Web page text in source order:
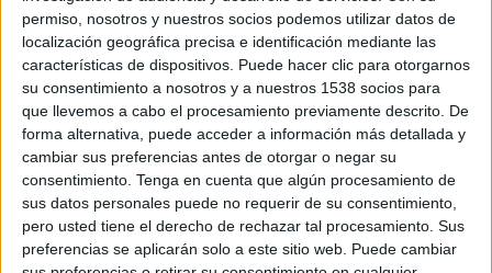
permiso, nosotros y nuestros socios podemos utilizar datos de
localización geográfica precisa e identificación mediante las
características de dispositivos. Puede hacer clic para otorgarnos
su consentimiento a nosotros y a nuestros 1538 socios para
que llevemos a cabo el procesamiento previamente descrito. De
forma alternativa, puede acceder a información más detallada y
cambiar sus preferencias antes de otorgar o negar su
consentimiento. Tenga en cuenta que algún procesamiento de
sus datos personales puede no requerir de su consentimiento,
pero usted tiene el derecho de rechazar tal procesamiento. Sus
preferencias se aplicarán solo a este sitio web. Puede cambiar
aquest sentit". En aquest sentit, Casadasús ha
afirmat que "en època de crisi encara s'hi ha
d'apostar més, ja que la cultura i el patrimoni
són sinònim de turisme i de creació de llocs de
treball".